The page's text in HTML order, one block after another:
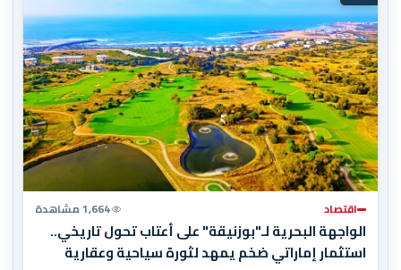
اقتصاد 1,664 مشاهدة
الواجهة البحرية لـ"بوزنيقة" على أعتاب تحول تاريخي..
استثمار إماراتي ضخم يمهد لثورة سياحية وعقارية